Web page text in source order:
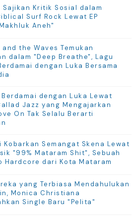
Sajikan Kritik Sosial dalam
Surf Rock Lewat EP
Aneh"
the Waves Temukan
dalam "Deep Breathe", Lagu
dengan Luka Bersama
dengan Luka Lewat
Jazz yang Mengajarkan
On Tak Selalu Berarti
Kobarkan Semangat Skena Lewat
"99% Mataram Shit", Sebuah
Hardcore dari Kota Mataram
yang Terbiasa Mendahulukan
Monica Christiana
Single Baru "Pelita"